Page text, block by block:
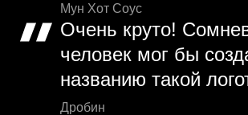
Мун Хот Соус
Очень круто!
человек мог бы
названию такой
Дробин